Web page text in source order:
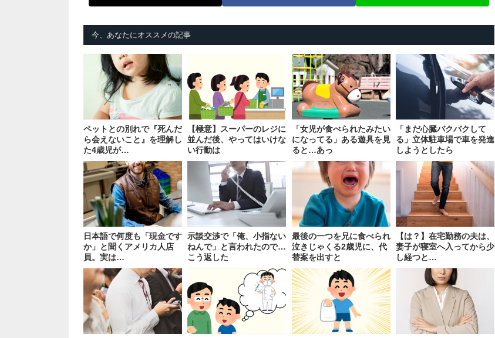
今、あなたにオススメの記事
ペットとの別れで『死んだ
ら会えないこと』を理解し
た4歳児が…
【極意】スーパーのレジに
並んだ後、やってはいけな
い行動は
「女児が食べられたみたい
になってる」ある遊具を見
ると…あっ
「まだ心臓バクバクして
る」立体駐車場で車を発進
しようとしたら
日本語で何度も「現金です
か」と聞くアメリカ人店
員。実は…
示談交渉で「俺、小指ない
ねんで」と言われたので…
こう返した
最後の一つを兄に食べられ
泣きじゃくる2歳児に、代
替案を出すと
【は？】在宅勤務の夫は、
妻子が寝室へ入ってから少
し経つと…